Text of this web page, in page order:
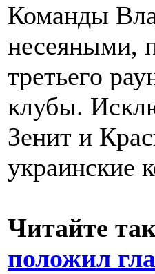
Команды
несеяными,
третьего
клубы.
Зенит и
украинские
Читайте
положил